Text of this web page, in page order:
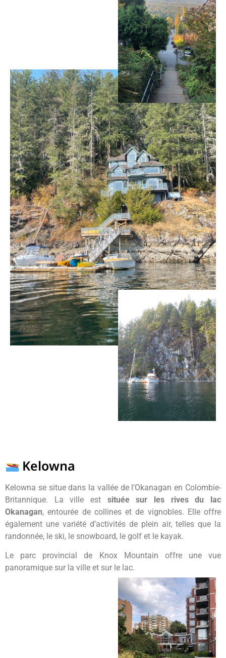
Kelowna
Kelowna se situe dans la vallée de l’Okanagan en Colombie-
Britannique. La ville est située sur les rives du lac
Okanagan, entourée de collines et de vignobles. Elle offre
également une variété d’activités de plein air, telles que la
randonnée, le ski, le snowboard, le golf et le kayak.
Le parc provincial de Knox Mountain offre une vue
panoramique sur la ville et sur le lac.